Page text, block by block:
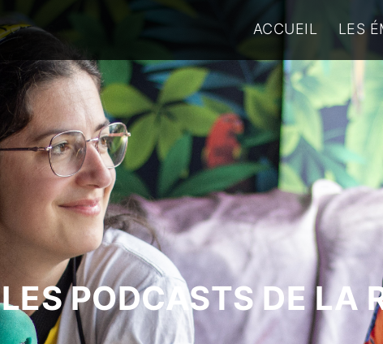
ACCUEIL LES
LES PODCASTS DE LA